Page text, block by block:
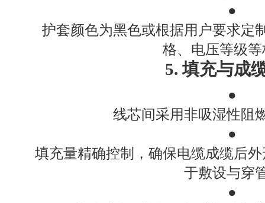
●
护套颜色为黑色或根据用户要求定
格、电压等级
5. 填充与成
●
线芯间采用非吸湿性阻
●
填充量精确控制，确保电缆成缆后
于敷设与穿
●